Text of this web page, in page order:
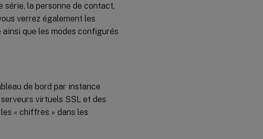
série, la personne de contact,
verrez également les
que les modes configurés
de bord par instance
virtuels SSL et des
« chiffres » dans les